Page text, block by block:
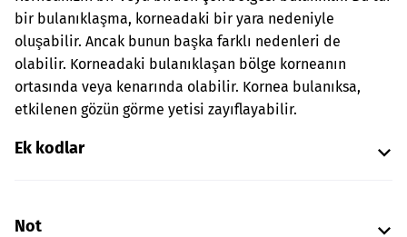
bir bulanıklaşma, korneadaki bir yara nedeniyle
oluşabilir. Ancak bunun başka farklı nedenleri de
olabilir. Korneadaki bulanıklaşan bölge korneanın
ortasında veya kenarında olabilir. Kornea bulanıksa,
etkilenen gözün görme yetisi zayıflayabilir.
Ek kodlar
Not